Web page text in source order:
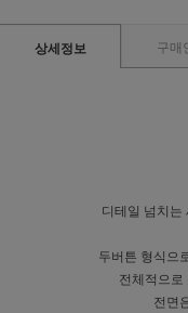
상세정보 구매
디테일 넘치는
두버튼 형식으
전체적으로
전면